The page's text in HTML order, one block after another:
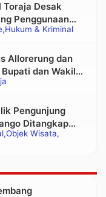
Hukum & Kriminal
Desak
Penggunaan
Rumah Adat
Allorerung dan
dan Wakil
Objek Wisata
Pengunjung
Ditangkap